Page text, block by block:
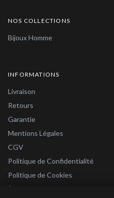
NOS COLLECTIONS
Bijoux Homme
INFORMATIONS
Livraison
Retours
Garantie
Mentions Légales
CGV
Politique de Confidentialité
Politique de Cookies
À Propos